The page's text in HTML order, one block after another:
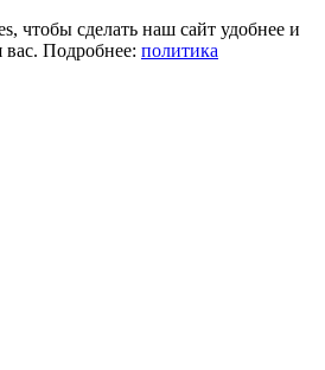
чтобы сделать наш сайт удобнее и
вас. Подробнее: политика